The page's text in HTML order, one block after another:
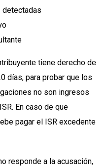
detectadas
tiene derecho de
días, para probar que los
no son ingresos
En caso de que
pagar el ISR excedente
responde a la acusación,